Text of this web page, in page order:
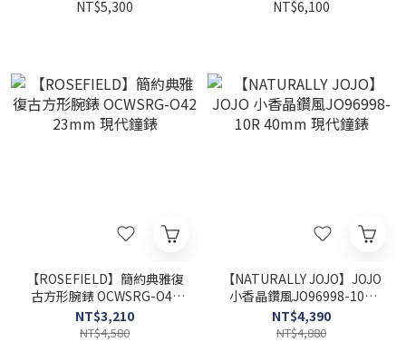
24mm 現代鐘錶
NT$5,300
錶
NT$6,100
【ROSEFIELD】簡約典雅復
古方形腕錶 OCWSRG-O42
23mm 現代鐘錶
NT$3,210
NT$4,580
【NATURALLY JOJO】JOJO
小香晶鑽風JO96998-10R
40mm 現代鐘錶
NT$4,390
NT$4,880